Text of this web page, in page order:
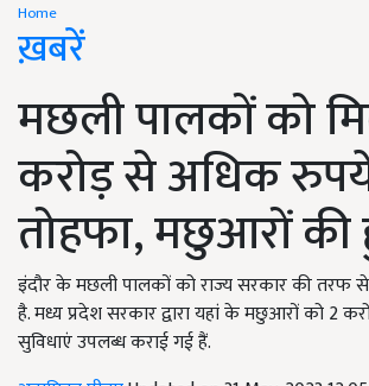
Home
ख़बरें
मछली पालकों को
करोड़ से अधिक
तोहफा, मछुआरों की
इंदौर के मछली पालकों को राज्य सरकार की तरफ
है. मध्य प्रदेश सरकार द्वारा यहां के मछुआरों को 2
सुविधाएं उपलब्ध कराई गई हैं.